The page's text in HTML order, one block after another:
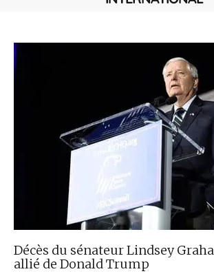
Décès du sénateur Lindsey
allié de Donald Trump